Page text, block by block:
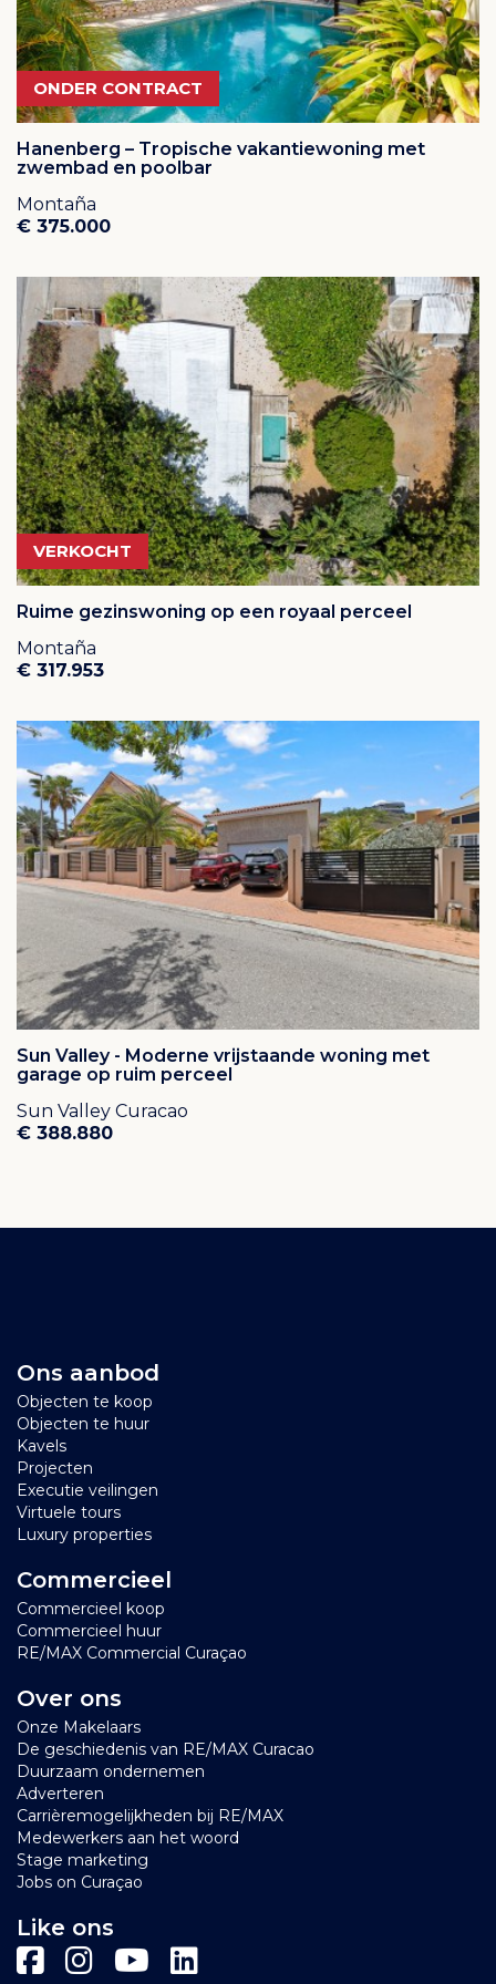
ONDER CONTRACT
Hanenberg – Tropische vakantiewoning met
zwembad en poolbar
Montaña
€ 375.000
VERKOCHT
Ruime gezinswoning op een royaal perceel
Montaña
€ 317.953
Sun Valley - Moderne vrijstaande woning met
garage op ruim perceel
Sun Valley Curacao
€ 388.880
Ons aanbod
Objecten te koop
Objecten te huur
Kavels
Projecten
Executie veilingen
Virtuele tours
Luxury properties
Commercieel
Commercieel koop
Commercieel huur
RE/MAX Commercial Curaçao
Over ons
Onze Makelaars
De geschiedenis van RE/MAX Curacao
Duurzaam ondernemen
Adverteren
Carrièremogelijkheden bij RE/MAX
Medewerkers aan het woord
Stage marketing
Jobs on Curaçao
Like ons